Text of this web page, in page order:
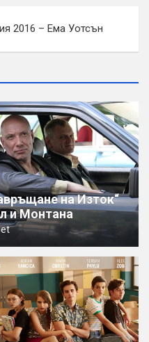
2016 – Ема Уотсън
на Изток“
и Монтана